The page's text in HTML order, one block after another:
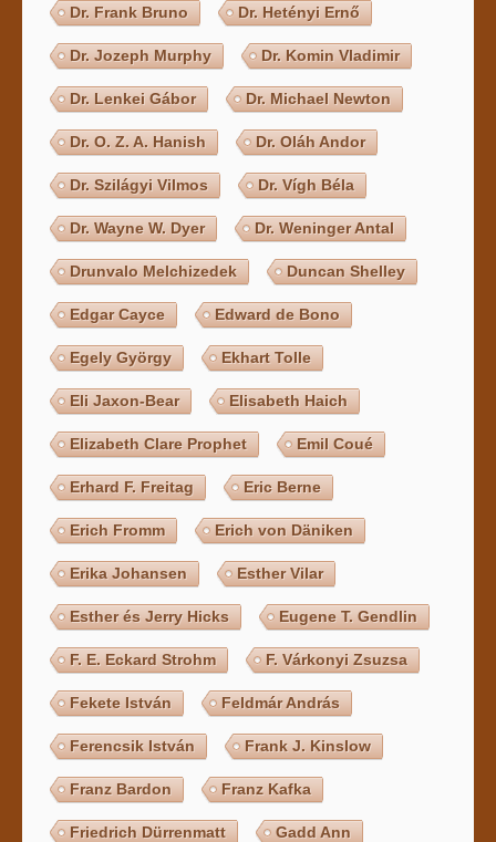
Dr. Frank Bruno Dr. Hetényi Ernő
Dr. Jozeph Murphy Dr. Komin Vladimir
Dr. Lenkei Gábor Dr. Michael Newton
Dr. O. Z. A. Hanish Dr. Oláh Andor
Dr. Szilágyi Vilmos Dr. Vígh Béla
Dr. Wayne W. Dyer Dr. Weninger Antal
Drunvalo Melchizedek Duncan Shelley
Edgar Cayce Edward de Bono
Egely György Ekhart Tolle
Eli Jaxon-Bear Elisabeth Haich
Elizabeth Clare Prophet Emil Coué
Erhard F. Freitag Eric Berne
Erich Fromm Erich von Däniken
Erika Johansen Esther Vilar
Esther és Jerry Hicks Eugene T. Gendlin
F. E. Eckard Strohm F. Várkonyi Zsuzsa
Fekete István Feldmár András
Ferencsik István Frank J. Kinslow
Franz Bardon Franz Kafka
Friedrich Dürrenmatt Gadd Ann